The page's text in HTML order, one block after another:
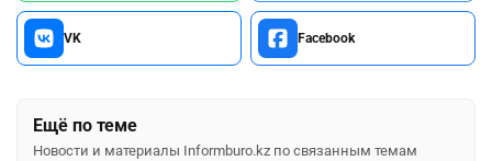
VK Facebook
Ещё по теме
Новости и материалы Informburo.kz по связанным темам